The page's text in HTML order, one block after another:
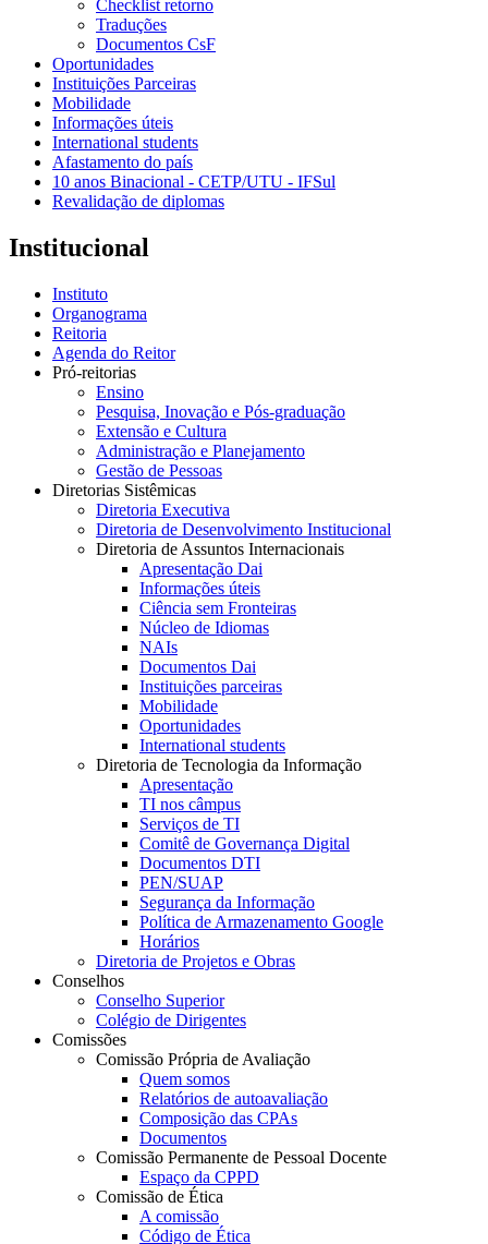
Checklist retorno
Traduções
Documentos CsF
Oportunidades
Instituições Parceiras
Mobilidade
Informações úteis
International students
Afastamento do país
10 anos Binacional - CETP/UTU - IFSul
Revalidação de diplomas
Institucional
Instituto
Organograma
Reitoria
Agenda do Reitor
Pró-reitorias
Ensino
Pesquisa, Inovação e Pós-graduação
Extensão e Cultura
Administração e Planejamento
Gestão de Pessoas
Diretorias Sistêmicas
Diretoria Executiva
Diretoria de Desenvolvimento Institucional
Diretoria de Assuntos Internacionais
Apresentação Dai
Informações úteis
Ciência sem Fronteiras
Núcleo de Idiomas
NAIs
Documentos Dai
Instituições parceiras
Mobilidade
Oportunidades
International students
Diretoria de Tecnologia da Informação
Apresentação
TI nos câmpus
Serviços de TI
Comitê de Governança Digital
Documentos DTI
PEN/SUAP
Segurança da Informação
Política de Armazenamento Google
Horários
Diretoria de Projetos e Obras
Conselhos
Conselho Superior
Colégio de Dirigentes
Comissões
Comissão Própria de Avaliação
Quem somos
Relatórios de autoavaliação
Composição das CPAs
Documentos
Comissão Permanente de Pessoal Docente
Espaço da CPPD
Comissão de Ética
A comissão
Código de Ética